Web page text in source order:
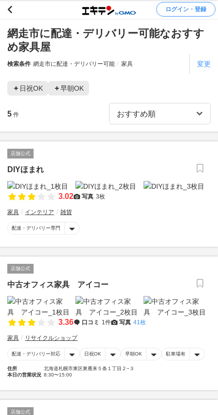
ログイン・登録
網走市に配達・デリバリー可能なおすす
め家具屋
検索条件 網走市に配達・デリバリー可能 家具 変更
日祝OK 早朝OK
5 件
店舗公式
DIYほまれ
3.02 写真 3枚
家具 インテリア 雑貨
配達・デリバリー専門
店舗公式
中古オフィス家具 アイコー
3.36 口コミ 1件 写真 41枚
家具 リサイクルショップ
配達・デリバリー対応 日祝OK 早朝OK 駐車場有
住所
北海道札幌市東区東雁来５条１丁目２−３
本日の営業状況 8:30〜15:00
店舗公式